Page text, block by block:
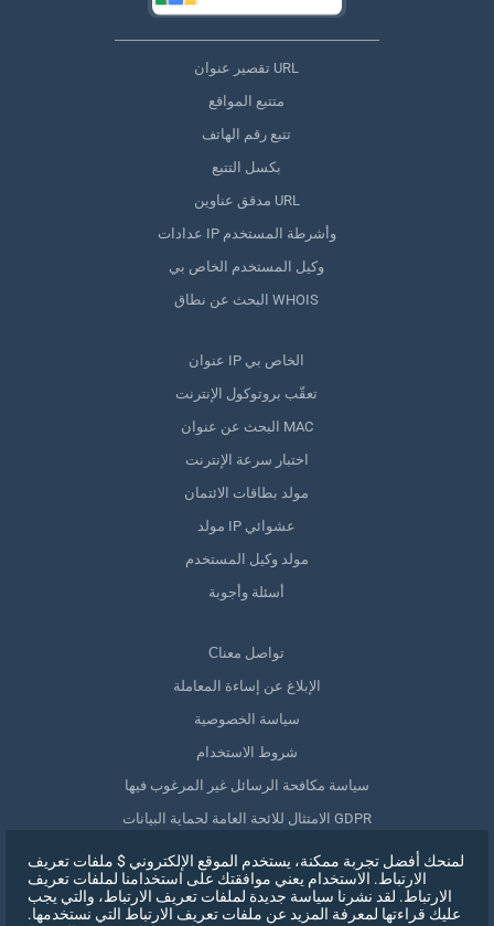
تقصير عنوان URL
متتبع المواقع
تتبع رقم الهاتف
بكسل التتبع
مدقق عناوين URL
عدادات IP وأشرطة المستخدم
وكيل المستخدم الخاص بي
البحث عن نطاق WHOIS
عنوان IP الخاص بي
تعقّب بروتوكول الإنترنت
البحث عن عنوان MAC
اختبار سرعة الإنترنت
مولد بطاقات الائتمان
مولد IP عشوائي
مولد وكيل المستخدم
أسئلة وأجوبة
Сتواصل معنا
الإبلاغ عن إساءة المعاملة
سياسة الخصوصية
شروط الاستخدام
سياسة مكافحة الرسائل غير المرغوب فيها
الامتثال للائحة العامة لحماية البيانات GDPR
حذف بياناتي
سحب الموافقة
لمنحك أفضل تجربة ممكنة، يستخدم الموقع الإلكتروني $ ملفات تعريف
الارتباط. الاستخدام يعني موافقتك على استخدامنا لملفات تعريف
الارتباط. لقد نشرنا سياسة جديدة لملفات تعريف الارتباط، والتي يجب
عليك قراءتها لمعرفة المزيد عن ملفات تعريف الارتباط التي نستخدمها.